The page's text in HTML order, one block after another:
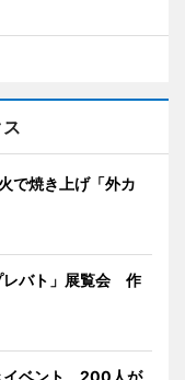
で焼き上げ「外カ
レバト」展覧会 作
イベント 200人が